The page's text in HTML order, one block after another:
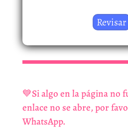
💙Si algo en la página no
enlace no se abre, por
WhatsApp.